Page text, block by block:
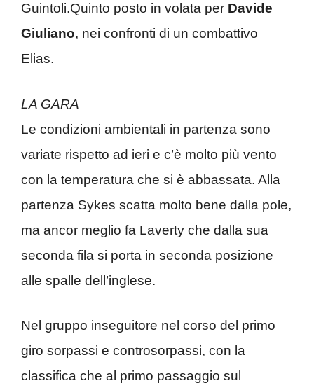
Guintoli.Quinto posto in volata per Davide
Giuliano, nei confronti di un combattivo
Elias.
LA GARA
Le condizioni ambientali in partenza sono
variate rispetto ad ieri e c’è molto più vento
con la temperatura che si è abbassata. Alla
partenza Sykes scatta molto bene dalla pole,
ma ancor meglio fa Laverty che dalla sua
seconda fila si porta in seconda posizione
alle spalle dell’inglese.
Nel gruppo inseguitore nel corso del primo
giro sorpassi e controsorpassi, con la
classifica che al primo passaggio sul